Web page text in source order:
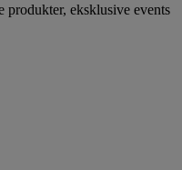
eksklusive events